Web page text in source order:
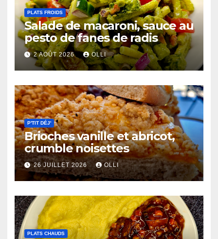
PLATS FROIDS
Salade de macaroni, sauce au
pesto de fanes de radis
2 AOÛT 2026 OLLI
P'TIT DÉJ'
Brioches vanille et abricot,
crumble noisettes
26 JUILLET 2026 OLLI
PLATS CHAUDS